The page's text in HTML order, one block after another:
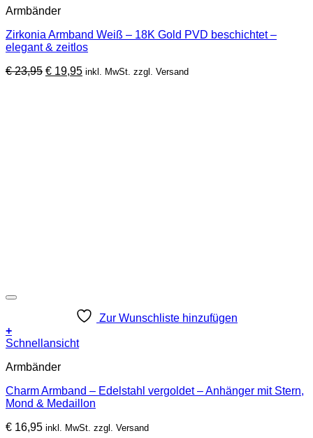
Armbänder
Zirkonia Armband Weiß – 18K Gold PVD beschichtet –
elegant & zeitlos
€23,95 Ursprünglicher
€ 19,95Aktueller
inkl. MwSt. zzgl. Versand
Zur Wunschliste hinzufügen
+
Schnellansicht
Armbänder
Charm Armband – Edelstahl vergoldet – Anhänger mit Stern,
Mond & Medaillon
€ 16,95 inkl. MwSt. zzgl. Versand